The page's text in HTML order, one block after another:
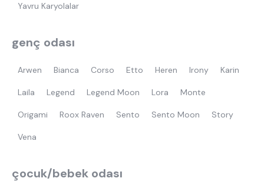
Yavru Karyolalar
genç odası
Arwen Bianca Corso Etto Heren Irony Karin
Laila Legend Legend Moon Lora Monte
Origami Roox Raven Sento Sento Moon Story
Vena
çocuk/bebek odası